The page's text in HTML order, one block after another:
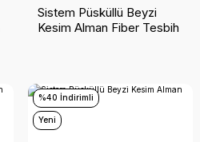
Sistem Püsküllü Beyzi
Kesim Alman Fiber Tesbih
%40 İndirimli
Yeni